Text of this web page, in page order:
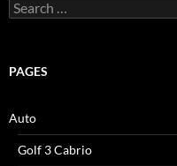
Search
for:
PAGES
Auto
Golf 3 Cabrio